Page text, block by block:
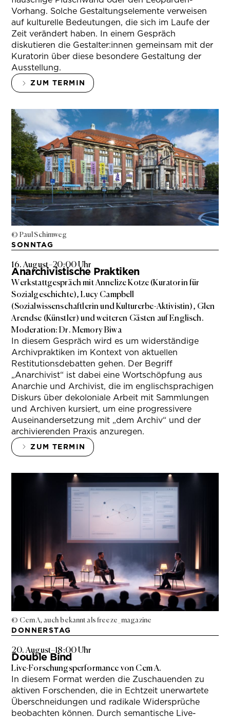
Vorhang. Solche Gestaltungselemente verweisen
auf kulturelle Bedeutungen, die sich im Laufe der
Zeit verändert haben. In einem Gespräch
diskutieren die Gestalter:innen gemeinsam mit der
Kuratorin über diese besondere Gestaltung der
Ausstellung.
ZUM TERMIN
© Paul Schimweg
SONNTAG
16. August–20:00 Uhr
Anarchivistische Praktiken
Werkstattgespräch mit Annelize Kotze (Kuratorin für
Sozialgeschichte), Lucy Campbell
(Sozialwissenschaftlerin und Kulturerbe-Aktivistin), Glen
Arendse (Künstler) und weiteren Gästen auf Englisch.
Moderation: Dr. Memory Biwa
In diesem Gespräch wird es um widerständige
Archivpraktiken im Kontext von aktuellen
Restitutionsdebatten gehen. Der Begriff
„Anarchivist“ ist dabei eine Wortschöpfung aus
Anarchie und Archivist, die im englischsprachigen
Diskurs über dekoloniale Arbeit mit Sammlungen
und Archiven kursiert, um eine progressivere
Auseinandersetzung mit „dem Archiv“ und der
archivierenden Praxis anzuregen.
ZUM TERMIN
© Cem A, auch bekannt als freeze_magazine
DONNERSTAG
20. August–18:00 Uhr
Double Bind
Live-Forschungsperformance von Cem A.
In diesem Format werden die Zuschauenden zu
aktiven Forschenden, die in Echtzeit unerwartete
Überschneidungen und radikale Widersprüche
beobachten können. Durch semantische Live-